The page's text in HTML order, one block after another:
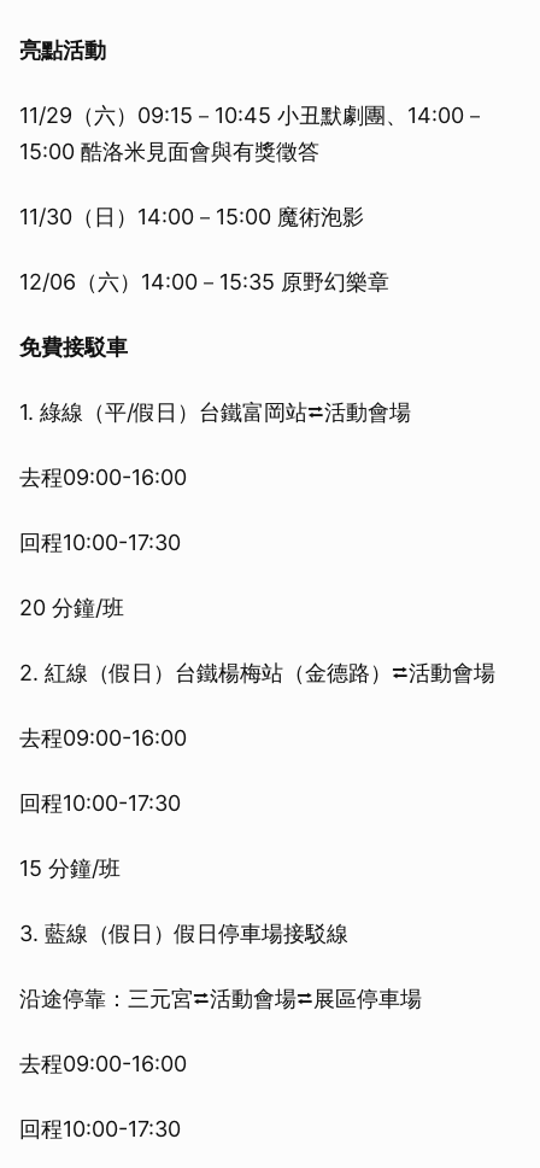
亮點活動
11/29（六）09:15－10:45 小丑默劇團、14:00－
15:00 酷洛米見面會與有獎徵答
11/30（日）14:00－15:00 魔術泡影
12/06（六）14:00－15:35 原野幻樂章
免費接駁車
1. 綠線（平/假日）台鐵富岡站⮂活動會場
去程09:00-16:00
回程10:00-17:30
20 分鐘/班
2. 紅線（假日）台鐵楊梅站（金德路）⮂活動會場
去程09:00-16:00
回程10:00-17:30
15 分鐘/班
3. 藍線（假日）假日停車場接駁線
沿途停靠：三元宮⮂活動會場⮂展區停車場
去程09:00-16:00
回程10:00-17:30